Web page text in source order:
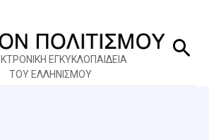
ΕΓΚΥΚΛΟΠΑΙΔΕΙΑ
ΤΟΥ ΕΛΛΗΝΙΣΜΟΥ